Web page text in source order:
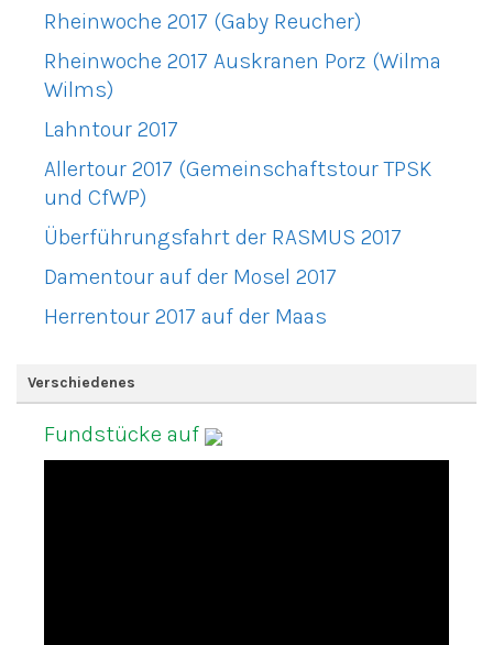
Rheinwoche 2017 (Gaby Reucher)
Rheinwoche 2017 Auskranen Porz (Wilma
Wilms)
Lahntour 2017
Allertour 2017 (Gemeinschaftstour TPSK
und CfWP)
Überführungsfahrt der RASMUS 2017
Damentour auf der Mosel 2017
Herrentour 2017 auf der Maas
Verschiedenes
Fundstücke auf